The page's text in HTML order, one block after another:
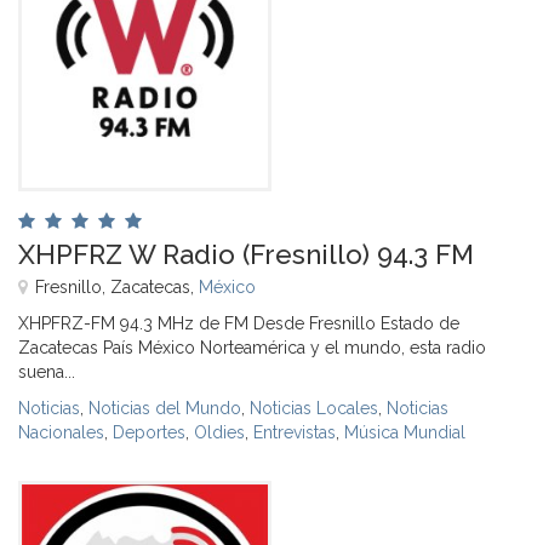
XHPFRZ W Radio (Fresnillo) 94.3 FM
Fresnillo, Zacatecas, México
XHPFRZ-FM 94.3 MHz de FM Desde Fresnillo Estado de
Zacatecas País México Norteamérica y el mundo, esta radio
suena...
Noticias Noticias del Mundo Noticias Locales Noticias
Nacionales Deportes Oldies Entrevistas Música Mundial